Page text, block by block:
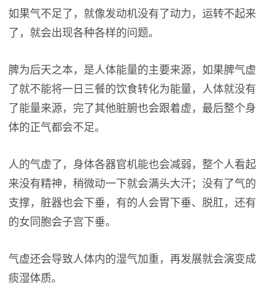
如果气不足了，就像发动机没有了动力，运转不起来
了，就会出现各种各样的问题。
脾为后天之本，是人体能量的主要来源，如果脾气虚
了就不能将一日三餐的饮食转化为能量，人体就没有
了能量来源，完了其他脏腑也会跟着虚，最后整个身
体的正气都会不足。
人的气虚了，身体各器官机能也会减弱，整个人看起
来没有精神，稍微动一下就会满头大汗；没有了气的
支撑，脏器也会下垂，有的人会胃下垂、脱肛，还有
的女同胞会子宫下垂。
气虚还会导致人体内的湿气加重，再发展就会演变成
痰湿体质。